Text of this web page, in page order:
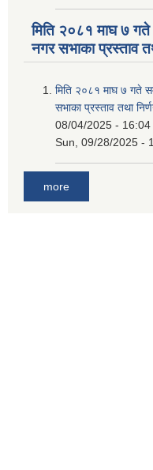
मिति २०८१ माघ ७
नगर सभाका प्रस्ताव
मिति २०८१ माघ ७ गते
सभाका प्रस्ताव तथा
08/04/2025 - 16:04
Sun, 09/28/2025 -
more